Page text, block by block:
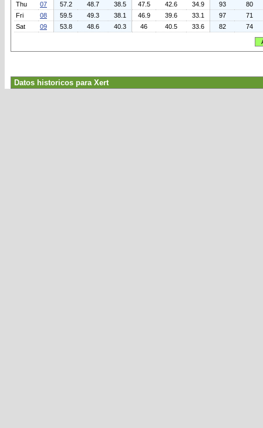
Thu
07 57.2 48.7 38.5 47.5 42.6 34.9 93
80
Fri
08 59.5 49.3 38.1 46.9 39.6 33.1 97
71
Sat
09 53.8 48.6 40.3 46 40.5 33.6 82 74
Datos historicos para Xert